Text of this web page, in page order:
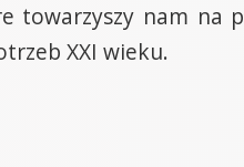
towarzyszy nam na
XXI wieku.